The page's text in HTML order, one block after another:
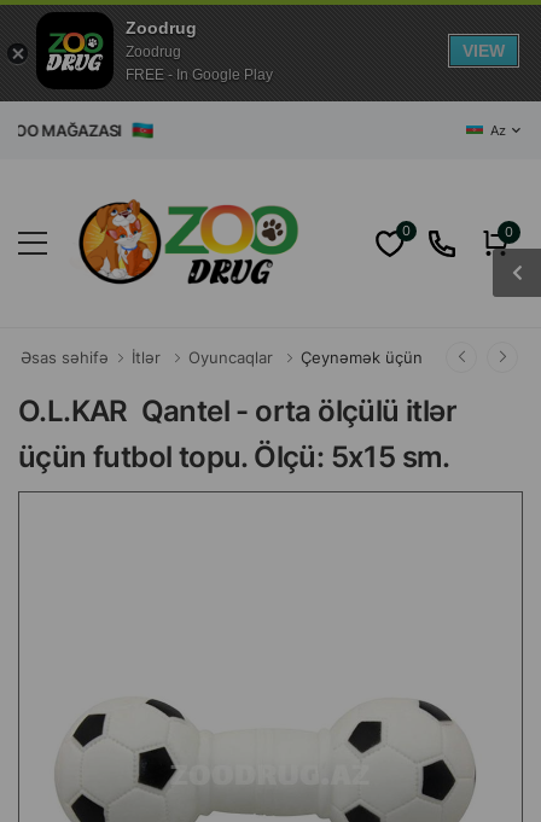
Az
0 0
Əsas səhifə İtlər Oyuncaqlar Çeynəmək üçün
O.L.KAR Qantel - orta ölçülü itlər
üçün futbol topu. Ölçü: 5x15 sm.
Zoodrug
Zoodrug
FREE - In Google Play
VIEW